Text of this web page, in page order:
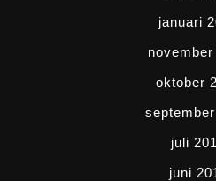
januari
november
oktober
juli
juni